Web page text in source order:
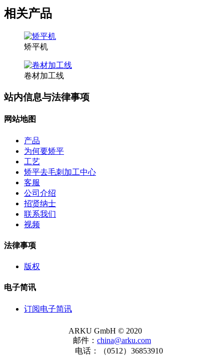
相关产品
矫平机
卷材加工线
站内信息与法律事项
网站地图
产品
为何要矫平
工艺
矫平去毛刺加工中心
客服
公司介绍
招贤纳士
联系我们
视频
法律事项
版权
电子简讯
订阅电子简讯
ARKU GmbH © 2020
邮件： china@arku.com
电话：（0512）36853910